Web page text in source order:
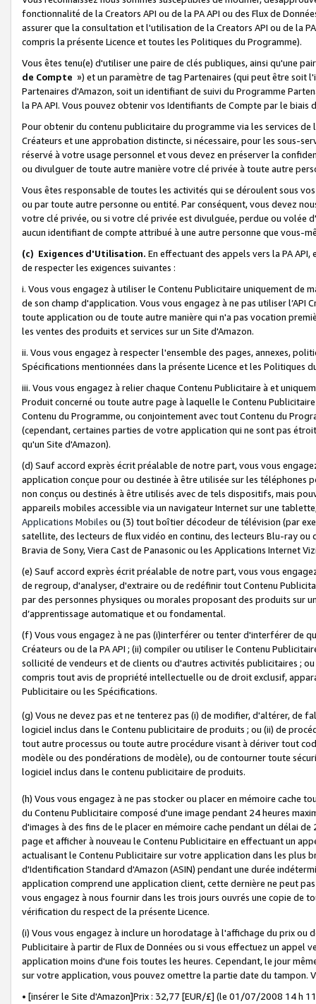
fonctionnalité de la Creators API ou de la PA API ou des Flux de
assurer que la consultation et l'utilisation de la Creators API ou de la
compris la présente Licence et toutes les Politiques du Programme).
Vous êtes tenu(e) d'utiliser une paire de clés publiques, ainsi qu'une
de Compte ») et un paramètre de tag Partenaires (qui peut être soit
Partenaires d'Amazon, soit un identifiant de suivi du Programme
la PA API. Vous pouvez obtenir vos Identifiants de Compte par le biais
Pour obtenir du contenu publicitaire du programme via les services
Créateurs et une approbation distincte, si nécessaire, pour les sous-
réservé à votre usage personnel et vous devez en préserver la
ou divulguer de toute autre manière votre clé privée à toute autre
Vous êtes responsable de toutes les activités qui se déroulent sous
ou par toute autre personne ou entité. Par conséquent, vous devez
votre clé privée, ou si votre clé privée est divulguée, perdue ou volée
aucun identifiant de compte attribué à une autre personne que vous-
(c) Exigences d'Utilisation. En effectuant des appels vers la PA
de respecter les exigences suivantes :
i. Vous vous engagez à utiliser le Contenu Publicitaire uniquement de
de son champ d'application. Vous vous engagez à ne pas utiliser l’API
toute application ou de toute autre manière qui n'a pas vocation
les ventes des produits et services sur un Site d'Amazon.
ii. Vous vous engagez à respecter l'ensemble des pages, annexes,
Spécifications mentionnées dans la présente Licence et les Politiques
iii. Vous vous engagez à relier chaque Contenu Publicitaire à et
Produit concerné ou toute autre page à laquelle le Contenu
Contenu du Programme, ou conjointement avec tout Contenu du
(cependant, certaines parties de votre application qui ne sont pas
qu'un Site d'Amazon).
(d) Sauf accord exprès écrit préalable de notre part, vous vous
application conçue pour ou destinée à être utilisée sur les téléphones
non conçus ou destinés à être utilisés avec de tels dispositifs, mais
appareils mobiles accessible via un navigateur Internet sur une
Applications Mobiles ou (3) tout boîtier décodeur de télévision (par
satellite, des lecteurs de flux vidéo en continu, des lecteurs Blu-ray
Bravia de Sony, Viera Cast de Panasonic ou les Applications Internet
(e) Sauf accord exprès écrit préalable de notre part, vous vous
de regroup, d'analyser, d'extraire ou de redéfinir tout Contenu
par des personnes physiques ou morales proposant des produits sur
d’apprentissage automatique et ou fondamental.
(f) Vous vous engagez à ne pas (i)interférer ou tenter d'interférer de
Créateurs ou de la PA API ; (ii) compiler ou utiliser le Contenu
sollicité de vendeurs et de clients ou d'autres activités publicitaires ;
compris tout avis de propriété intellectuelle ou de droit exclusif,
Publicitaire ou les Spécifications.
(g) Vous ne devez pas et ne tenterez pas (i) de modifier, d'altérer, de
logiciel inclus dans le Contenu publicitaire de produits ; ou (ii) de
tout autre processus ou toute autre procédure visant à dériver tout
modèle ou des pondérations de modèle), ou de contourner toute
logiciel inclus dans le contenu publicitaire de produits.
(h) Vous vous engagez à ne pas stocker ou placer en mémoire cache
du Contenu Publicitaire composé d'une image pendant 24 heures
d'images à des fins de le placer en mémoire cache pendant un délai
page et afficher à nouveau le Contenu Publicitaire en effectuant un
actualisant le Contenu Publicitaire sur votre application dans les plus
d'Identification Standard d'Amazon (ASIN) pendant une durée
application comprend une application client, cette dernière ne peut
vous engagez à nous fournir dans les trois jours ouvrés une copie de
vérification du respect de la présente Licence.
(i) Vous vous engagez à inclure un horodatage à l'affichage du prix
Publicitaire à partir de Flux de Données ou si vous effectuez un appel
application moins d'une fois toutes les heures. Cependant, le jour
sur votre application, vous pouvez omettre la partie date du tampon.
• [insérer le Site d'Amazon]Prix : 32,77 [EUR/£] (le 01/07/2008 14 h